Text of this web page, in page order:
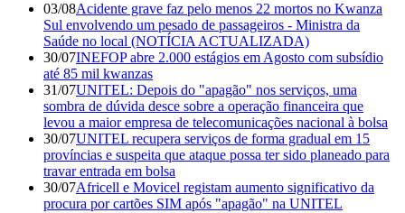
03/08Acidente grave faz pelo menos 22 mortos no Kwanza
Sul envolvendo um pesado de passageiros - Ministra da
Saúde no local (NOTÍCIA ACTUALIZADA)
30/07INEFOP abre 2.000 estágios em Agosto com subsídio
até 85 mil kwanzas
31/07UNITEL: Depois do "apagão" nos serviços, uma
sombra de dúvida desce sobre a operação financeira que
levou a maior empresa de telecomunicações nacional à bolsa
30/07UNITEL recupera serviços de forma gradual em 15
províncias e suspeita que ataque possa ter sido planeado para
travar entrada em bolsa
30/07Africell e Movicel registam aumento significativo da
procura por cartões SIM após "apagão" na UNITEL